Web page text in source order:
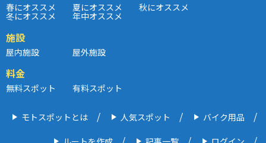
春にオススメ 夏にオススメ 秋にオススメ
冬にオススメ 年中オススメ
施設
屋内施設 屋外施設
料金
無料スポット 有料スポット
モトスポットとは 人気スポット バイク用品